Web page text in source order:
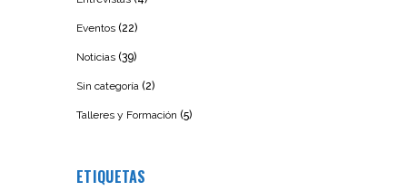
Eventos (22)
Noticias (39)
Sin categoría (2)
Talleres y Formación (5)
ETIQUETAS